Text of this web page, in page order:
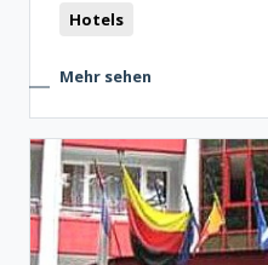
Hotels
Mehr sehen